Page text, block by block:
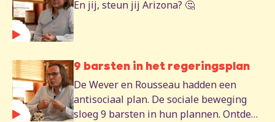
zullen ze blijven bestrijden.
En jij, steun jij Arizona? 🤔
9 barsten in het regeringsplan
De Wever en Rousseau hadden een
antisociaal plan. De sociale beweging
sloeg 9 barsten in hun plannen. Ontdek